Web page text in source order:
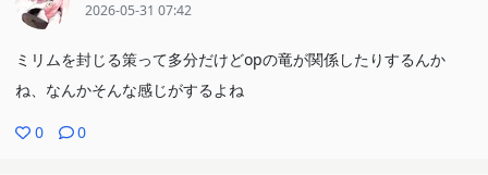
2026-05-31 07:42
ミリムを封じる策って多分だけどopの竜が関係したりするんか
ね、なんかそんな感じがするよね
0 0